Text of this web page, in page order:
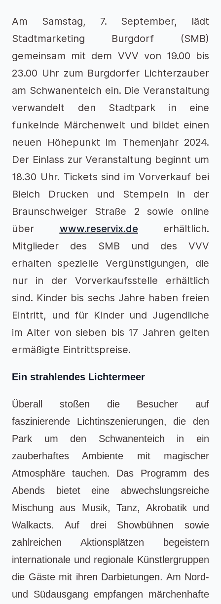
Am Samstag, 7. September, lädt
Stadtmarketing Burgdorf (SMB)
gemeinsam mit dem VVV von 19.00 bis
23.00 Uhr zum Burgdorfer Lichterzauber
am Schwanenteich ein. Die Veranstaltung
verwandelt den Stadtpark in eine
funkelnde Märchenwelt und bildet einen
neuen Höhepunkt im Themenjahr 2024.
Der Einlass zur Veranstaltung beginnt um
18.30 Uhr. Tickets sind im Vorverkauf bei
Bleich Drucken und Stempeln in der
Braunschweiger Straße 2 sowie online
über www.reservix.de erhältlich.
Mitglieder des SMB und des VVV
erhalten spezielle Vergünstigungen, die
nur in der Vorverkaufsstelle erhältlich
sind. Kinder bis sechs Jahre haben freien
Eintritt, und für Kinder und Jugendliche
im Alter von sieben bis 17 Jahren gelten
ermäßigte Eintrittspreise.
Ein strahlendes Lichtermeer
Überall stoßen die Besucher auf
faszinierende Lichtinszenierungen, die den
Park um den Schwanenteich in ein
zauberhaftes Ambiente mit magischer
Atmosphäre tauchen. Das Programm des
Abends bietet eine abwechslungsreiche
Mischung aus Musik, Tanz, Akrobatik und
Walkacts. Auf drei Showbühnen sowie
zahlreichen Aktionsplätzen begeistern
internationale und regionale Künstlergruppen
die Gäste mit ihren Darbietungen. Am Nord-
und Südausgang empfangen märchenhafte